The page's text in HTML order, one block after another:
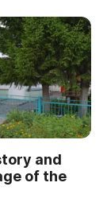
and
of the